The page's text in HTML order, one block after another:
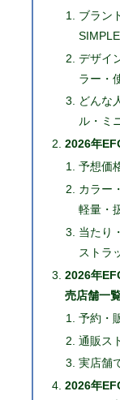
ブラン
デザイ
ラー・
どんな
ル・ミ
2026年
予想価
カラー
軽量・
当たり
ストラ
2026年
売店舗一
予約・
通販ス
実店舗
2026年